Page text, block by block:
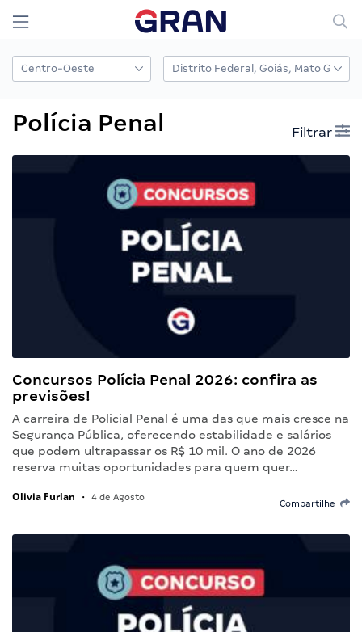
Polícia Penal Filtrar
Concursos Polícia Penal 2026: confira as
previsões!
A carreira de Policial Penal é uma das que mais cresce na
Segurança Pública, oferecendo estabilidade e salários
que podem ultrapassar os R$ 10 mil. O ano de 2026
reserva muitas oportunidades para quem quer…
Olivia Furlan • 4 de Agosto
Compartilhe